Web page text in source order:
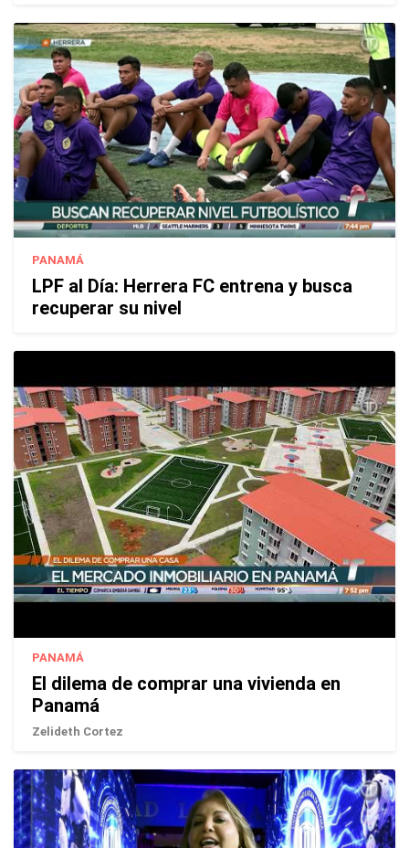
PANAMÁ
LPF al Día: Herrera FC entrena y busca
recuperar su nivel
PANAMÁ
El dilema de comprar una vivienda en
Panamá
Zelideth Cortez